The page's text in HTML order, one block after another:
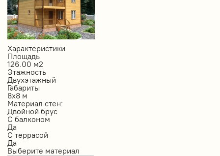
Характеристики
Площадь
126.00 м2
Этажность
Двухэтажный
Габариты
8х8 м
Материал стен:
Двойной брус
С балконом
Да
С террасой
Да
Выберите материал